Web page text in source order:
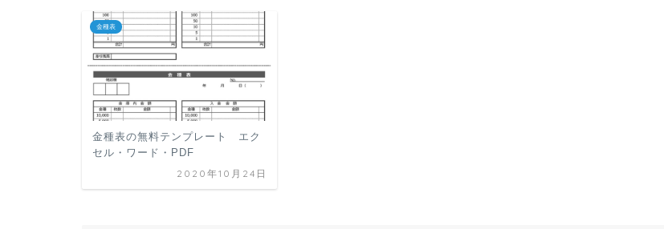
金種表
金種表の無料テンプレート エク
セル・ワード・PDF
2020年10月24日